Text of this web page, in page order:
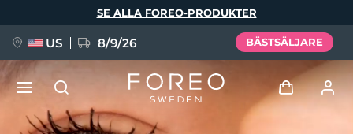
SE ALLA FOREO-PRODUKTER
US 8/9/26 BÄSTSÄLJARE